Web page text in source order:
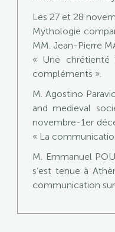
Les 27 et 28
Mythologie
MM. Jean-Pierre
« Une chrétienté
compléments ».
M. Agostino
and medieval
novembre-1er
« La
M. Emmanuel
s’est tenue à
communication sur